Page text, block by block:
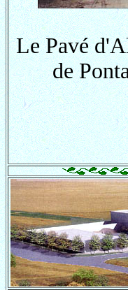
Le Pavé
de